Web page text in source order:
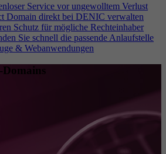
Service vor ungewolltem Verlust
Domain direkt bei DENIC verwalten
Schutz für mögliche Rechteinhaber
Sie schnell die passende Anlaufstelle
& Webanwendungen